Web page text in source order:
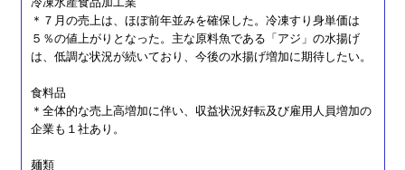
＊７月の売上は、ほぼ前年並みを確保した。冷凍すり身単価は
５％の値上がりとなった。主な原料魚である「アジ」の水揚げ
は、低調な状況が続いており、今後の水揚げ増加に期待したい。
食料品
＊全体的な売上高増加に伴い、収益状況好転及び雇用人員増加の
企業も１社あり。
麺類